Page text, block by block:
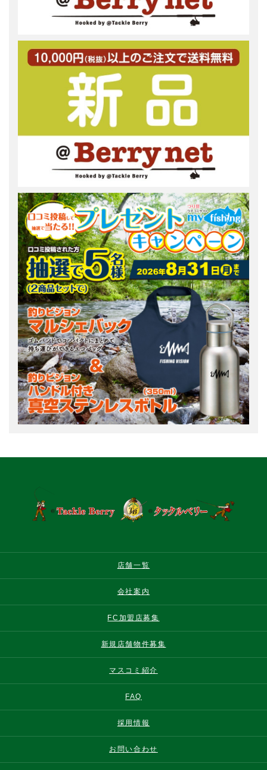
店舗一覧
会社案内
FC加盟店募集
新規店舗物件募集
マスコミ紹介
FAQ
採用情報
お問い合わせ